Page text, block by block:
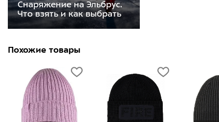
Снаряжение на Эльбрус.
Что взять и как выбрать
Похожие товары